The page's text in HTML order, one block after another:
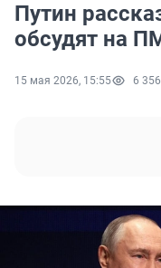
Путин
обсудят на
15 мая 2026, 15:55 6 356